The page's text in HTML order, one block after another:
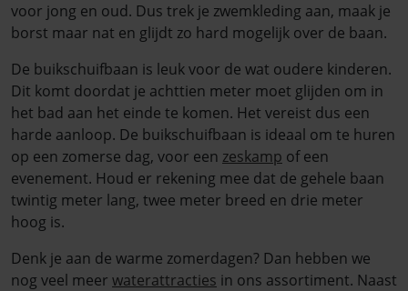
voor jong en oud. Dus trek je zwemkleding aan, maak je
borst maar nat en glijdt zo hard mogelijk over de baan.
De buikschuifbaan is leuk voor de wat oudere kinderen.
Dit komt doordat je achttien meter moet glijden om in
het bad aan het einde te komen. Het vereist dus een
harde aanloop. De buikschuifbaan is ideaal om te huren
op een zomerse dag, voor een zeskamp of een
evenement. Houd er rekening mee dat de gehele baan
twintig meter lang, twee meter breed en drie meter
hoog is.
Denk je aan de warme zomerdagen? Dan hebben we
nog veel meer waterattracties in ons assortiment. Naast